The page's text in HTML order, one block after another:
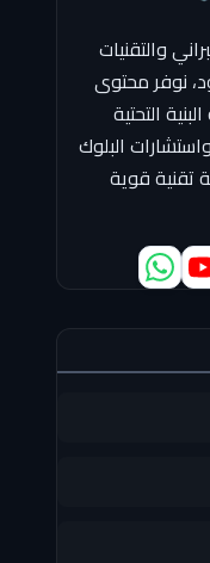
والتقنيات
نوفر محتوى
التحتية
البلوك
تقنية قوية